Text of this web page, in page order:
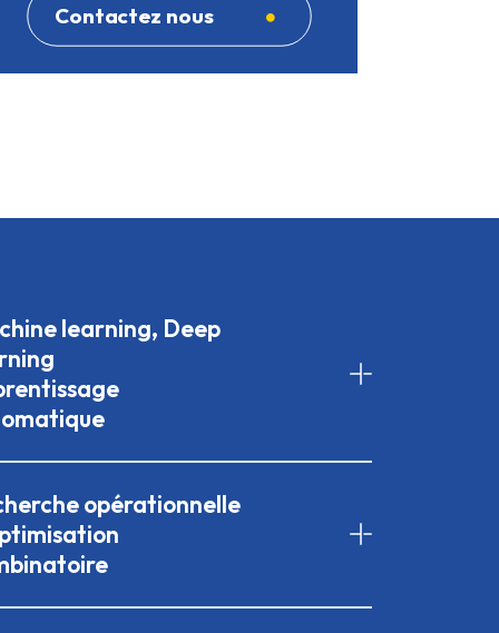
Contactez nous
learning, Deep
opérationnelle